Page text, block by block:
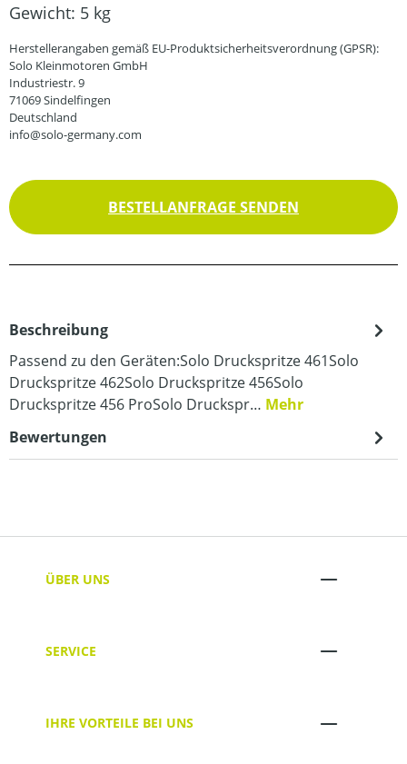
Gewicht: 5 kg
Herstellerangaben gemäß EU-Produktsicherheitsverordnung (GPSR):
Solo Kleinmotoren GmbH
Industriestr. 9
71069 Sindelfingen
Deutschland
info@solo-germany.com
BESTELLANFRAGE SENDEN
Beschreibung
Passend zu den Geräten:Solo Druckspritze 461Solo
Druckspritze 462Solo Druckspritze 456Solo
Druckspritze 456 ProSolo Druckspr… Mehr
Bewertungen
ÜBER UNS
SERVICE
IHRE VORTEILE BEI UNS